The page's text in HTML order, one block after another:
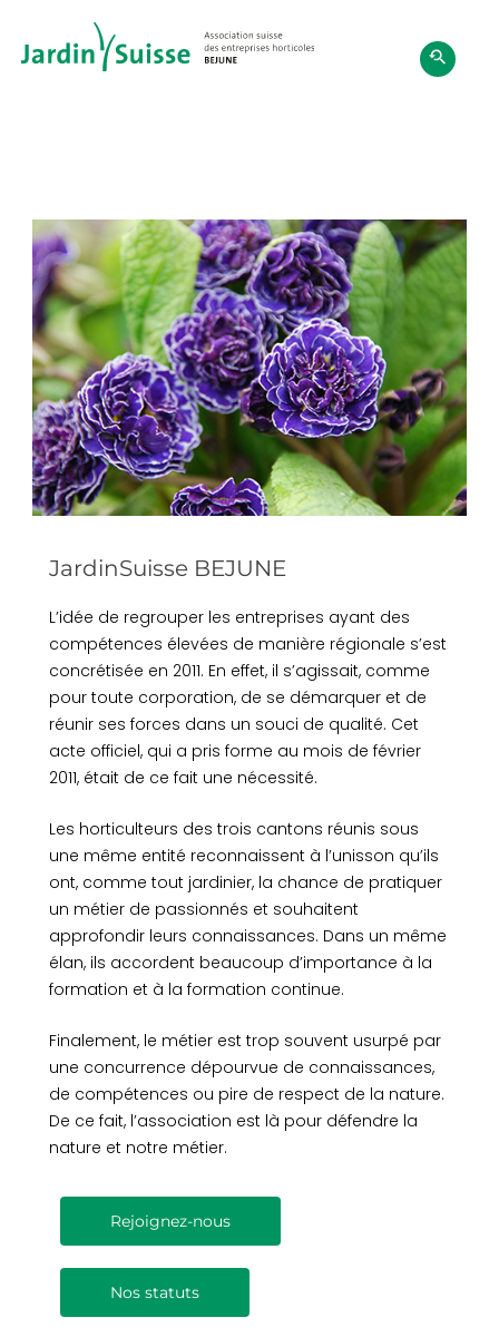
JardinSuisse BEJUNE
L’idée de regrouper les entreprises ayant des
compétences élevées de manière régionale s’est
concrétisée en 2011. En effet, il s’agissait, comme
pour toute corporation, de se démarquer et de
réunir ses forces dans un souci de qualité. Cet
acte officiel, qui a pris forme au mois de février
2011, était de ce fait une nécessité.
Les horticulteurs des trois cantons réunis sous
une même entité reconnaissent à l’unisson qu’ils
ont, comme tout jardinier, la chance de pratiquer
un métier de passionnés et souhaitent
approfondir leurs connaissances. Dans un même
élan, ils accordent beaucoup d’importance à la
formation et à la formation continue.
Finalement, le métier est trop souvent usurpé par
une concurrence dépourvue de connaissances,
de compétences ou pire de respect de la nature.
De ce fait, l’association est là pour défendre la
nature et notre métier.
Rejoignez-nous
Nos statuts